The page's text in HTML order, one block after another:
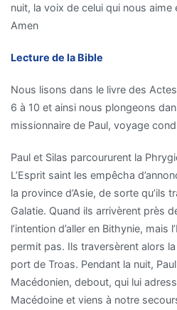
nuit, la voix de celui qui nous aime
Amen
Lecture de la Bible
Nous lisons dans le livre des
6 à 10 et ainsi nous plongeons
missionnaire de Paul, voyage
Paul et Silas parcoururent la
L’Esprit saint les empêcha
la province d’Asie, de sorte qu’ils
Galatie. Quand ils arrivèrent près
l’intention d’aller en Bithynie, mais
permit pas. Ils traversèrent alors
port de Troas. Pendant la nuit,
Macédonien, debout, qui lui
Macédoine et viens à notre